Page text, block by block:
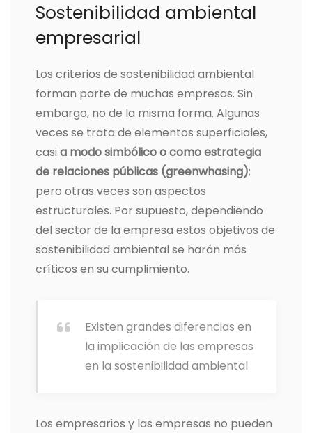
Sostenibilidad ambiental
empresarial
Los criterios de sostenibilidad ambiental
forman parte de muchas empresas. Sin
embargo, no de la misma forma. Algunas
veces se trata de elementos superficiales,
casi a modo simbólico o como estrategia
de relaciones públicas (greenwhasing);
pero otras veces son aspectos
estructurales. Por supuesto, dependiendo
del sector de la empresa estos objetivos de
sostenibilidad ambiental se harán más
críticos en su cumplimiento.
Existen grandes diferencias en
la implicación de las empresas
en la sostenibilidad ambiental
Los empresarios y las empresas no pueden